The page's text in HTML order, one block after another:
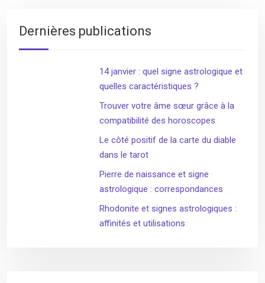
Dernières publications
14 janvier : quel signe astrologique et
quelles caractéristiques ?
Trouver votre âme sœur grâce à la
compatibilité des horoscopes
Le côté positif de la carte du diable
dans le tarot
Pierre de naissance et signe
astrologique : correspondances
Rhodonite et signes astrologiques :
affinités et utilisations